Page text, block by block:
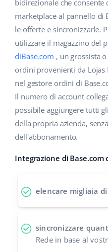
Gestione Spedizioni
Workflow Automation
Base Connect
AI per l'e-commerce
Prodotti per bambini
Elettronica
Automotive
Food&Grocery
Salute e bellezza
Moda
Centro Assistenza
Academy
Blog
Servizi
Audit dell'account
Altro
Collaborazione e partner
english (GB)
english (IN)
deutsch
Ελληνικά
Français
polski
bidirezionale che
marketplace al pannello di
le offerte e sincronizzarle.
utilizzare il magazzino del
diBase.com , un grossista
ordini provenienti da Lojas
nel gestore ordini di
Il numero di account
possibile aggiungere tutti
della propria azienda,
dell'abbonamento.
Integrazione di Base.com
elencare migliaia
sincronizzare
Rede in base al